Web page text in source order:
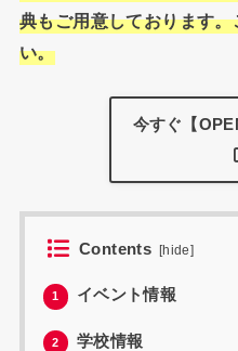
典もご用意しております
い。
今すぐ【
Contents [hide]
1 イベント情報
2 学校情報